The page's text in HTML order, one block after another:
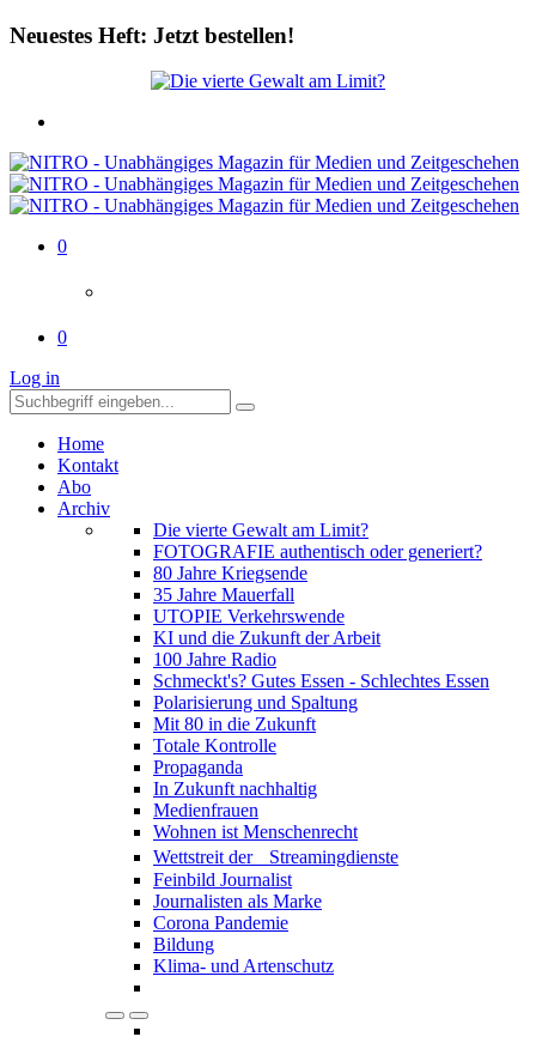
Neuestes Heft: Jetzt bestellen!
0
0
Log in
Home
Kontakt
Abo
Archiv
Die vierte Gewalt am Limit?
FOTOGRAFIE authentisch oder generiert?
80 Jahre Kriegsende
35 Jahre Mauerfall
UTOPIE Verkehrswende
KI und die Zukunft der Arbeit
100 Jahre Radio
Schmeckt's? Gutes Essen - Schlechtes Essen
Polarisierung und Spaltung
Mit 80 in die Zukunft
Totale Kontrolle
Propaganda
In Zukunft nachhaltig
Medienfrauen
Wohnen ist Menschenrecht
Wettstreit der Streamingdienste
Feinbild Journalist
Journalisten als Marke
Corona Pandemie
Bildung
Klima- und Artenschutz